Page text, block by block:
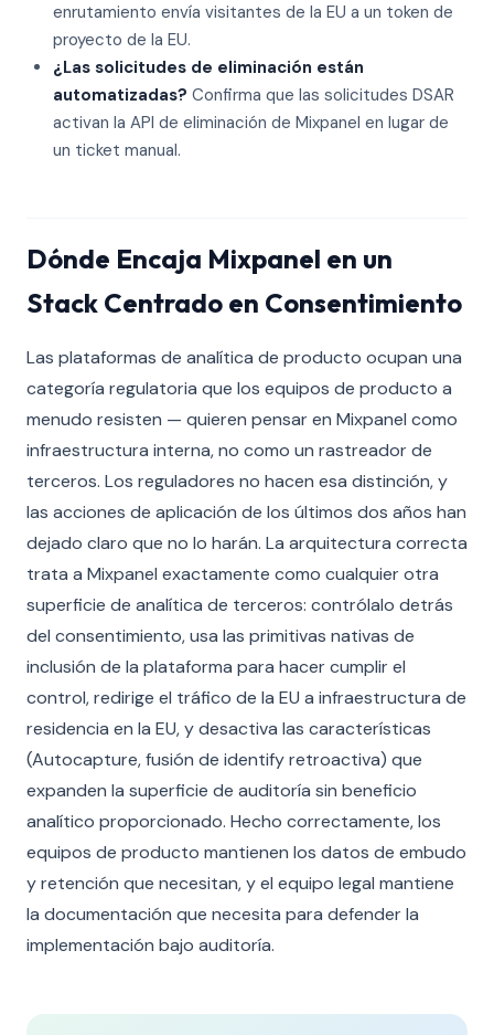
enrutamiento envía visitantes de la EU a un token de
proyecto de la EU.
¿Las solicitudes de eliminación están
automatizadas? Confirma que las solicitudes DSAR
activan la API de eliminación de Mixpanel en lugar de
un ticket manual.
Dónde Encaja Mixpanel en un
Stack Centrado en Consentimiento
Las plataformas de analítica de producto ocupan una
categoría regulatoria que los equipos de producto a
menudo resisten — quieren pensar en Mixpanel como
infraestructura interna, no como un rastreador de
terceros. Los reguladores no hacen esa distinción, y
las acciones de aplicación de los últimos dos años han
dejado claro que no lo harán. La arquitectura correcta
trata a Mixpanel exactamente como cualquier otra
superficie de analítica de terceros: contrólalo detrás
del consentimiento, usa las primitivas nativas de
inclusión de la plataforma para hacer cumplir el
control, redirige el tráfico de la EU a infraestructura de
residencia en la EU, y desactiva las características
(Autocapture, fusión de identify retroactiva) que
expanden la superficie de auditoría sin beneficio
analítico proporcionado. Hecho correctamente, los
equipos de producto mantienen los datos de embudo
y retención que necesitan, y el equipo legal mantiene
la documentación que necesita para defender la
implementación bajo auditoría.